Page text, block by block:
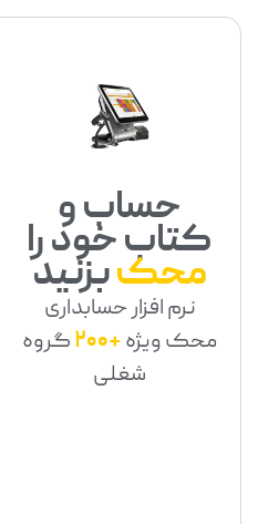
حساب و
کتاب خود را
محکبزنید
نرم افزار حسابداری
محک ویژه+200
گروه
شغلی